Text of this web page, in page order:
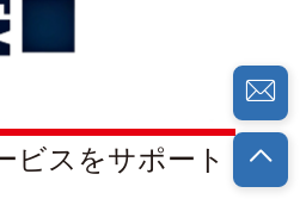
ビスをサポート